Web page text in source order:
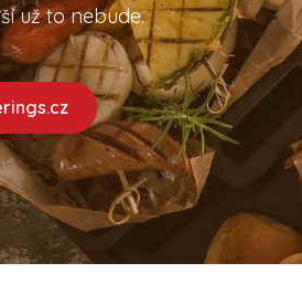
už to nebude.